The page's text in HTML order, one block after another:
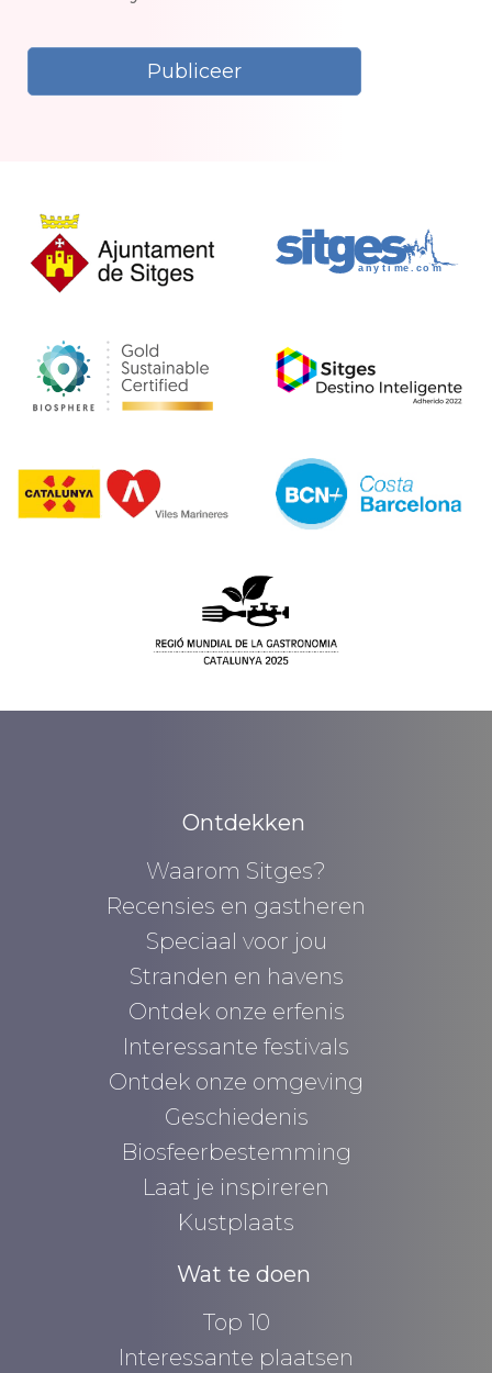
Ontdekken
Waarom Sitges?
Recensies en gastheren
Speciaal voor jou
Stranden en havens
Ontdek onze erfenis
Interessante festivals
Ontdek onze omgeving
Geschiedenis
Biosfeerbestemming
Laat je inspireren
Kustplaats
Wat te doen
Top 10
Interessante plaatsen